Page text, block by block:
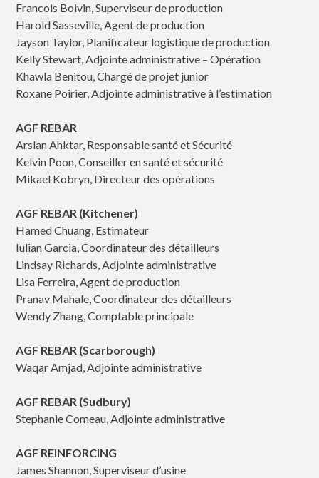
Francois Boivin, Superviseur de production
Harold Sasseville, Agent de production
Jayson Taylor, Planificateur logistique de production
Kelly Stewart, Adjointe administrative – Opération
Khawla Benitou, Chargé de projet junior
Roxane Poirier, Adjointe administrative à l’estimation
AGF REBAR
Arslan Ahktar, Responsable santé et Sécurité
Kelvin Poon, Conseiller en santé et sécurité
Mikael Kobryn, Directeur des opérations
AGF REBAR (Kitchener)
Hamed Chuang, Estimateur
Iulian Garcia, Coordinateur des détailleurs
Lindsay Richards, Adjointe administrative
Lisa Ferreira, Agent de production
Pranav Mahale, Coordinateur des détailleurs
Wendy Zhang, Comptable principale
AGF REBAR (Scarborough)
Waqar Amjad, Adjointe administrative
AGF REBAR (Sudbury)
Stephanie Comeau, Adjointe administrative
AGF REINFORCING
James Shannon, Superviseur d’usine